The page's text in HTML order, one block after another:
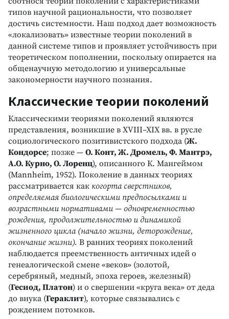
типов научной рациональности, что позволяет
достичь системности. Наш подход дает возможность
«локализовать» известные теории поколений в
данной системе типов и проявляет устойчивость при
теоретическом пополнении, поскольку опирается на
общенаучную методологию и универсальные
закономерности научного познания.
Классические теории поколений
Классическими теориями поколений являются
представления, возникшие в XVIII–XIX вв. в русле
социологического позитивистского подхода (Ж.
Кондорсе; позже — О. Конт, Ж. Дромель, Ф. Мантрэ,
А.О. Курно, О. Лоренц), описанного К. Мангеймом
(Mannheim, 1952). Поколение в данных теориях
рассматривается как когорта сверстников,
определяемая биологическими предпосылками и
возрастными нормативами — одновременностью
рождения, продолжительностью и динамикой
жизненного цикла (начало жизни, деторождение,
окончание жизни). В ранних теориях поколений
наблюдается преемственность античных идей о
генеалогической смене «веков» (золотой,
серебряный, медный, эпоха героев, железный)
(Гесиод, Платон) и о свершении «круга века» от деда
до внука (Гераклит), которые связывались с
рождением потомков.